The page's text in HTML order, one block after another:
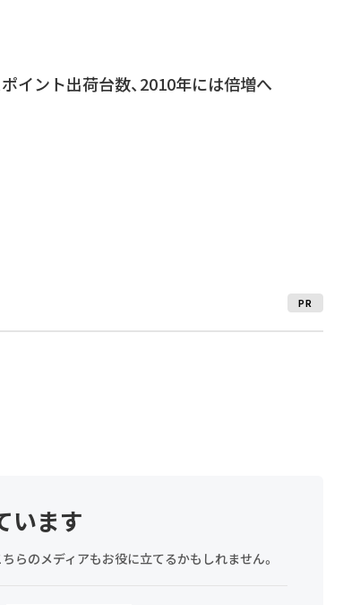
イント出荷台数、2010年には倍増へ
PR
います
らのメディアもお役に立てるかもしれません。